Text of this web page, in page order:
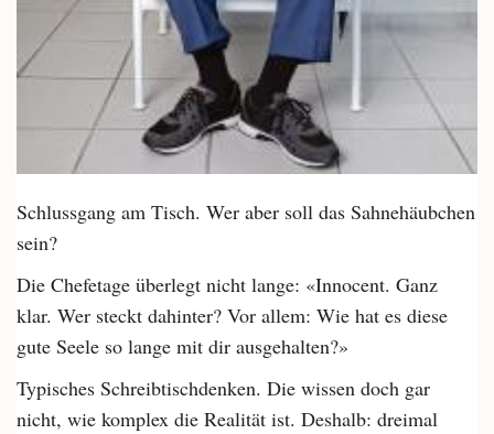
Schlussgang am Tisch. Wer aber soll das Sahnehäubchen
sein?
Die Chefetage überlegt nicht lange: «Innocent. Ganz
klar. Wer steckt dahinter? Vor allem: Wie hat es diese
gute Seele so lange mit dir ausgehalten?»
Typisches Schreibtischdenken. Die wissen doch gar
nicht, wie komplex die Realität ist. Deshalb: dreimal